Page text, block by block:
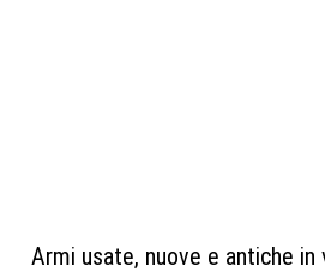
Armi usate, nuove e antiche in